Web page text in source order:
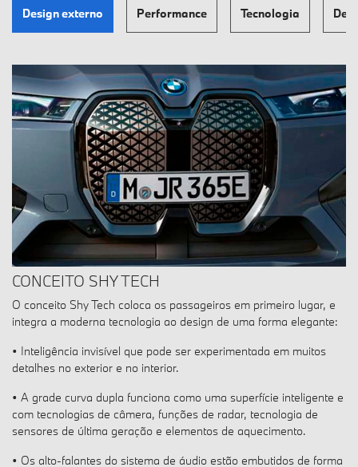
Design externo Performance Tecnologia
CONCEITO SHY TECH
O conceito Shy Tech coloca os passageiros em primeiro lugar, e
integra a moderna tecnologia ao design de uma forma elegante:
• Inteligência invisível que pode ser experimentada em muitos
detalhes no exterior e no interior.
• A grade curva dupla funciona como uma superfície inteligente e
com tecnologias de câmera, funções de radar, tecnologia de
sensores de última geração e elementos de aquecimento.
• Os alto-falantes do sistema de áudio estão embutidos de forma